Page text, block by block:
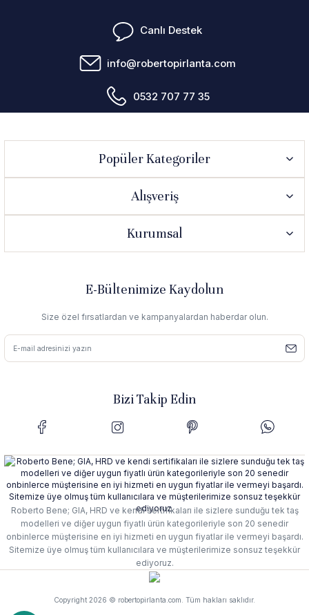
Canlı Destek
info@robertopirlanta.com
0532 707 77 35
Popüler Kategoriler
Alışveriş
Kurumsal
E-Bültenimize Kaydolun
Size özel fırsatlardan ve kampanyalardan haberdar olun.
Bizi Takip Edin
Roberto Bene; GIA, HRD ve kendi sertifikaları ile sizlere sunduğu tek taş
modelleri ve diğer uygun fiyatlı ürün kategorileriyle son 20 senedir
onbinlerce müşterisine en iyi hizmeti en uygun fiyatlar ile vermeyi başardı.
Sitemize üye olmuş tüm kullanıcılara ve müşterilerimize sonsuz teşekkür
ediyoruz.
Copyright 2026 © robertopirlanta.com. Tüm hakları saklıdır.